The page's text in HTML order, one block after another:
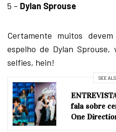
5 – Dylan Sprouse
Certamente muitos
espelho de Dylan Sprouse,
selfies, hein!
SEE
fala sobre
One